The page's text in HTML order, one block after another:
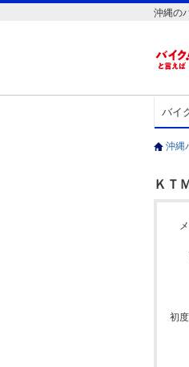
沖縄の
バイ
沖縄
ＫＴ
初